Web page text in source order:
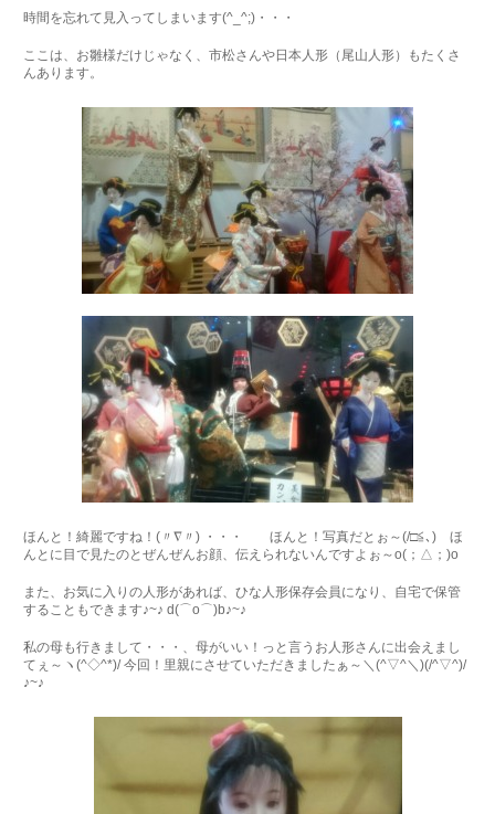
時間を忘れて見入ってしまいます(^_^;)・・・
ここは、お雛様だけじゃなく、市松さんや日本人形（尾山人形）もたくさ
んあります。
ほんと！綺麗ですね！(〃∇〃) ・・・ ほんと！写真だとぉ～(/□≦､) ほ
んとに目で見たのとぜんぜんお顔、伝えられないんですよぉ～o(；△；)o
また、お気に入りの人形があれば、ひな人形保存会員になり、自宅で保管
することもできます♪~♪ d(⌒o⌒)b♪~♪
私の母も行きまして・・・、母がいい！っと言うお人形さんに出会えまし
てぇ～ヽ(^◇^*)/ 今回！里親にさせていただきましたぁ～＼(^▽^＼)(/^▽^)/
♪~♪